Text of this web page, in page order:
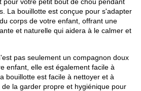
pour votre petit bout de chou pendant
La bouillotte est conçue pour s'adapter
corps de votre enfant, offrant une
et naturelle qui aidera à le calmer et
pas seulement un compagnon doux
enfant, elle est également facile à
bouillotte est facile à nettoyer et à
la garder propre et hygiénique pour